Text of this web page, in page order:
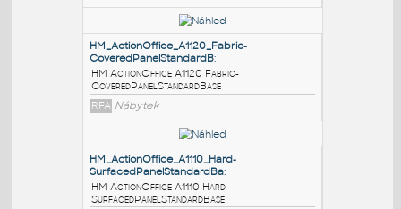
HM_ActionOffice_A1126_StackingFabricPanel
HM ActionOffice A1126 StackingFabricPanel
RFA Nábytek
HM_ActionOffice_A1125_TackableAcoustical-
HM ActionOffice A1125 TackableAcoustical-
BarrierPanelStandardBase
RFA Nábytek